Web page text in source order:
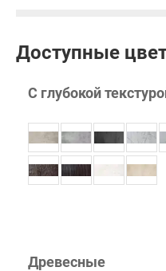
Доступные
С глубокой
Древесные